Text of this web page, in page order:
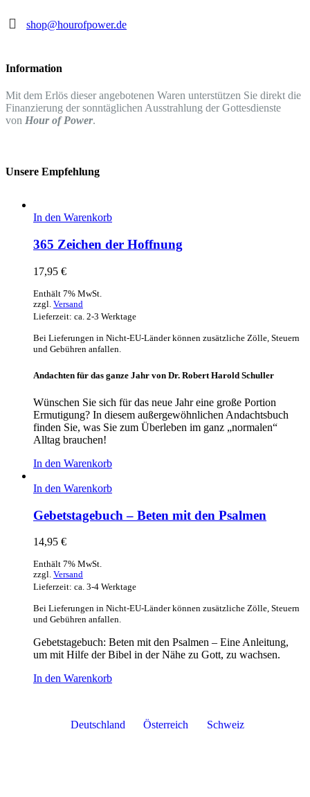
shop@hourofpower.de
Information
Mit dem Erlös dieser angebotenen Waren unterstützen Sie direkt die
Finanzierung der sonntäglichen Ausstrahlung der Gottesdienste
von Hour of Power.
Unsere Empfehlung
In den Warenkorb
365 Zeichen der Hoffnung
17,95 €
Enthält 7% MwSt.
zzgl. Versand
Lieferzeit: ca. 2-3 Werktage
Bei Lieferungen in Nicht-EU-Länder können zusätzliche Zölle, Steuern
und Gebühren anfallen.
Andachten für das ganze Jahr von Dr. Robert Harold Schuller
Wünschen Sie sich für das neue Jahr eine große Portion
Ermutigung? In diesem außergewöhnlichen Andachtsbuch
finden Sie, was Sie zum Überleben im ganz „normalen“
Alltag brauchen!
In den Warenkorb
In den Warenkorb
Gebetstagebuch – Beten mit den Psalmen
14,95 €
Enthält 7% MwSt.
zzgl. Versand
Lieferzeit: ca. 3-4 Werktage
Bei Lieferungen in Nicht-EU-Länder können zusätzliche Zölle, Steuern
und Gebühren anfallen.
Gebetstagebuch: Beten mit den Psalmen – Eine Anleitung,
um mit Hilfe der Bibel in der Nähe zu Gott, zu wachsen.
In den Warenkorb
Deutschland Österreich Schweiz